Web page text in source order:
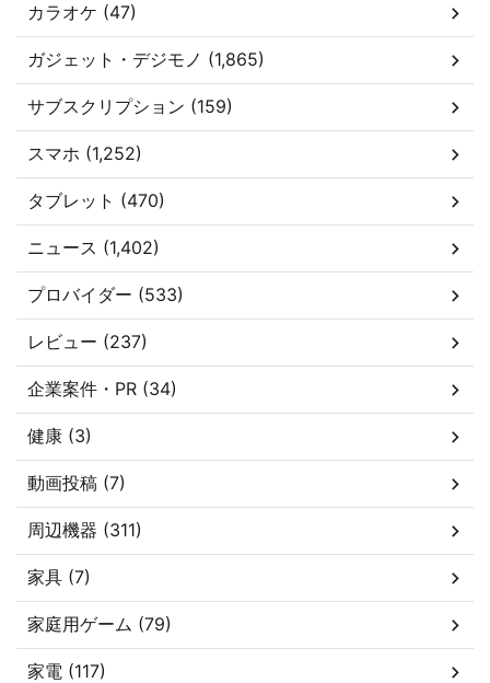
カラオケ (47)
ガジェット・デジモノ (1,865)
サブスクリプション (159)
スマホ (1,252)
タブレット (470)
ニュース (1,402)
プロバイダー (533)
レビュー (237)
企業案件・PR (34)
健康 (3)
動画投稿 (7)
周辺機器 (311)
家具 (7)
家庭用ゲーム (79)
家電 (117)